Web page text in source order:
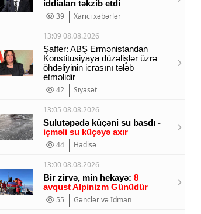
iddiaları təkzib etdi
39
Xarici xəbərlər
13:09 08.08.2026
Şaffer: ABŞ Ermənistandan
Konstitusiyaya düzəlişlər üzrə
öhdəliyinin icrasını tələb
etməlidir
42
Siyasət
13:05 08.08.2026
Sulutəpədə küçəni su basdı -
içməli su küçəyə axır
44
Hadisə
13:00 08.08.2026
Bir zirvə, min hekayə: 8
avqust Alpinizm Günüdür
55
Gənclər və İdman